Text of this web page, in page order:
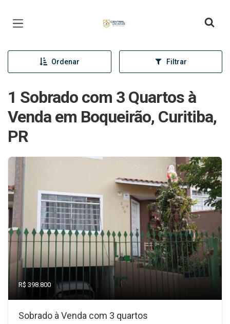
Ordenar Filtrar
1 Sobrado com 3 Quartos à
Venda em Boqueirão, Curitiba,
PR
R$ 398.800
Sobrado à Venda com 3 quartos